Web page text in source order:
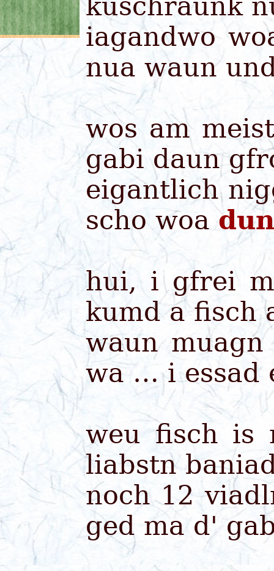
küschraunk
iagandwo
nua waun
wos am
gabi daun
eigantlich
scho woa
hui, i gfrei
kumd a fisch
waun muagn
wa … i essad
weu fisch is
liabstn
noch 12
ged ma d'